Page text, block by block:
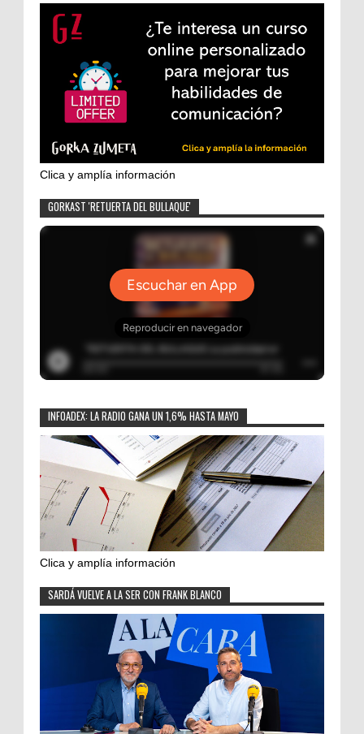
Clica y amplía información
GORKAST 'RETUERTA DEL BULLAQUE'
INFOADEX: LA RADIO GANA UN 1,6% HASTA MAYO
Clica y amplía información
SARDÁ VUELVE A LA SER CON FRANK BLANCO